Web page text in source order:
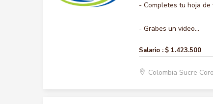
- Completes tu hoja de
- Grabes un video...
Salario : $ 1.423.500
Colombia Sucre